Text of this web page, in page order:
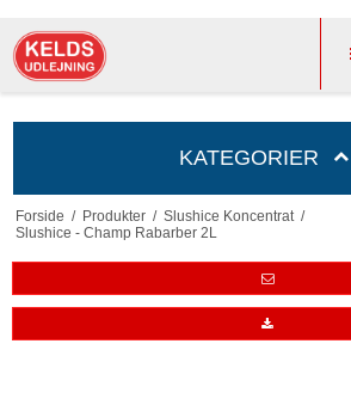
KATEGORIER
Forside / Produkter / Slushice Koncentrat /
Slushice - Champ Rabarber 2L